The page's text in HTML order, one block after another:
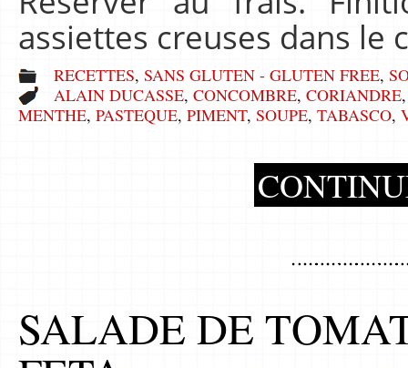
assiettes creuses dans le
RECETTES, SANS GLUTEN - GLUTEN FREE,
ALAIN DUCASSE, CONCOMBRE, CORIANDRE
MENTHE, PASTEQUE, PIMENT, SOUPE, TABASCO,
SALADE DE